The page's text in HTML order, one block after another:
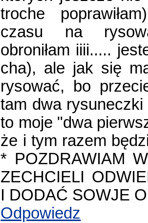
troche
czasu na
obroniłam iiii.....
cha), ale jak się
rysować, bo
tam dwa
to moje "dwa
że i tym razem
* POZDRAWIAM
ZECHCIELI
I DODAĆ SOWJE
Odpowiedz